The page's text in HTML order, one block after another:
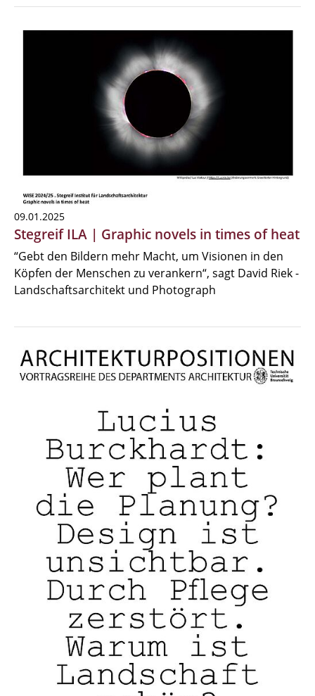
09.01.2025
Stegreif ILA | Graphic novels in times of heat
“Gebt den Bildern mehr Macht, um Visionen in den
Köpfen der Menschen zu verankern“, sagt David Riek -
Landschaftsarchitekt und Photograph